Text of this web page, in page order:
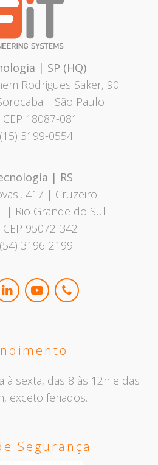
| SP (HQ)
Rodrigues Saker, 90
| São Paulo
CEP 18087-081
3199-0554
| RS
417 | Cruzeiro
| Rio Grande do Sul
95072-342
3196-2199
à sexta, das 8 às 12h e das
exceto feriados.
Segurança